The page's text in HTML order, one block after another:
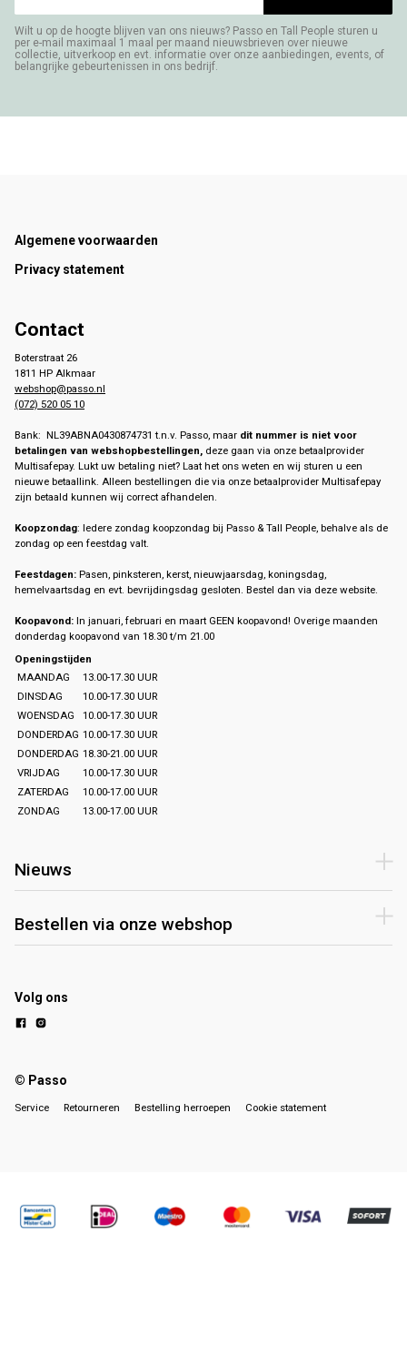
Wilt u op de hoogte blijven van ons nieuws? Passo en Tall People sturen u
per e-mail maximaal 1 maal per maand nieuwsbrieven over nieuwe
collectie, uitverkoop en evt. informatie over onze aanbiedingen, events, of
belangrijke gebeurtenissen in ons bedrijf.
Footer
Algemene voorwaarden
Privacy statement
Contact
Boterstraat 26
1811 HP Alkmaar
webshop@passo.nl
(072) 520 05 10
Bank: NL39ABNA0430874731 t.n.v. Passo, maar dit nummer is niet voor
betalingen van webshopbestellingen, deze gaan via onze betaalprovider
Multisafepay. Lukt uw betaling niet? Laat het ons weten en wij sturen u een
nieuwe betaallink. Alleen bestellingen die via onze betaalprovider Multisafepay
zijn betaald kunnen wij correct afhandelen.
Koopzondag: Iedere zondag koopzondag bij Passo & Tall People, behalve als de
zondag op een feestdag valt.
Feestdagen: Pasen, pinksteren, kerst, nieuwjaarsdag, koningsdag,
hemelvaartsdag en evt. bevrijdingsdag gesloten. Bestel dan via deze website.
Koopavond: In januari, februari en maart GEEN koopavond! Overige maanden
donderdag koopavond van 18.30 t/m 21.00
Openingstijden
MAANDAG
13.00-17.30 UUR
DINSDAG
10.00-17.30 UUR
WOENSDAG
10.00-17.30 UUR
DONDERDAG 10.00-17.30 UUR
DONDERDAG 18.30-21.00 UUR
VRIJDAG
10.00-17.30 UUR
ZATERDAG
10.00-17.00 UUR
ZONDAG
13.00-17.00 UUR
Nieuws
Bestellen via onze webshop
Volg ons
© Passo
Service Retourneren Bestelling herroepen Cookie statement